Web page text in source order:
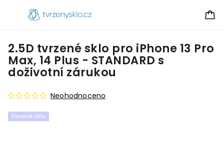
2.5D tvrzené sklo pro iPhone 13 Pro
Max, 14 Plus - STANDARD s
doživotní zárukou
Tvrzené sklo
Neohodnoceno